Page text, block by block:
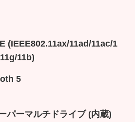
(IEEE802.11ax/11ad/11ac/1
11b)
5
パーマルチドライブ (内蔵)